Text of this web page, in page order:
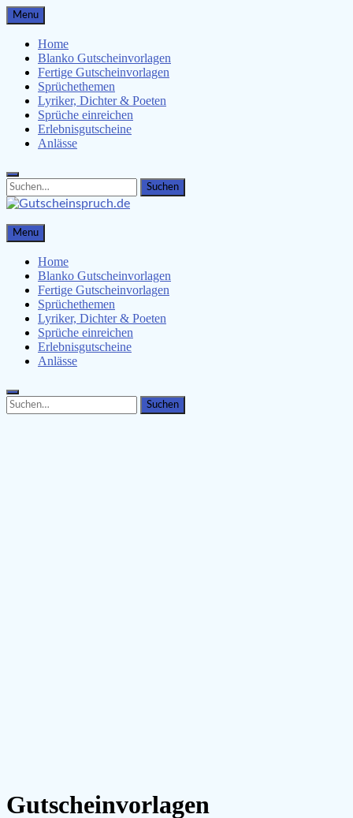
Skip
to
content
Menu
Home
Blanko Gutscheinvorlagen
Fertige Gutscheinvorlagen
Sprüchethemen
Lyriker, Dichter & Poeten
Sprüche einreichen
Erlebnisgutscheine
Anlässe
Search
for:
Search
Gutscheinspruch.de
Gutscheinsprüche & Gutscheinvorlagen finden
Menu
Home
Blanko Gutscheinvorlagen
Fertige Gutscheinvorlagen
Sprüchethemen
Lyriker, Dichter & Poeten
Sprüche einreichen
Erlebnisgutscheine
Anlässe
Search
for:
Search
Gutscheinvorlagen